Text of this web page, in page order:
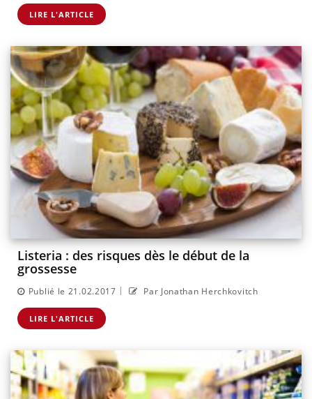
LIRE L'ARTICLE
Listeria : des risques dès le début de la
grossesse
Publié le 21.02.2017 | Par Jonathan Herchkovitch
LIRE L'ARTICLE